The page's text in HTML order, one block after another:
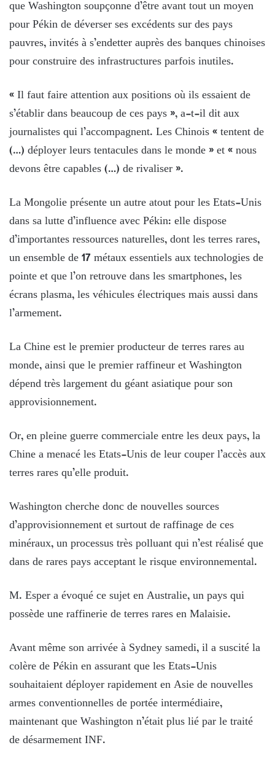
que Washington soupçonne d’être avant tout un moyen
pour Pékin de déverser ses excédents sur des pays
pauvres, invités à s’endetter auprès des banques chinoises
pour construire des infrastructures parfois inutiles.
« Il faut faire attention aux positions où ils essaient de
s’établir dans beaucoup de ces pays », a-t-il dit aux
journalistes qui l’accompagnent. Les Chinois « tentent de
(…) déployer leurs tentacules dans le monde » et « nous
devons être capables (…) de rivaliser ».
La Mongolie présente un autre atout pour les Etats-Unis
dans sa lutte d’influence avec Pékin: elle dispose
d’importantes ressources naturelles, dont les terres rares,
un ensemble de 17 métaux essentiels aux technologies de
pointe et que l’on retrouve dans les smartphones, les
écrans plasma, les véhicules électriques mais aussi dans
l’armement.
La Chine est le premier producteur de terres rares au
monde, ainsi que le premier raffineur et Washington
dépend très largement du géant asiatique pour son
approvisionnement.
Or, en pleine guerre commerciale entre les deux pays, la
Chine a menacé les Etats-Unis de leur couper l’accès aux
terres rares qu’elle produit.
Washington cherche donc de nouvelles sources
d’approvisionnement et surtout de raffinage de ces
minéraux, un processus très polluant qui n’est réalisé que
dans de rares pays acceptant le risque environnemental.
M. Esper a évoqué ce sujet en Australie, un pays qui
possède une raffinerie de terres rares en Malaisie.
Avant même son arrivée à Sydney samedi, il a suscité la
colère de Pékin en assurant que les Etats-Unis
souhaitaient déployer rapidement en Asie de nouvelles
armes conventionnelles de portée intermédiaire,
maintenant que Washington n’était plus lié par le traité
de désarmement INF.